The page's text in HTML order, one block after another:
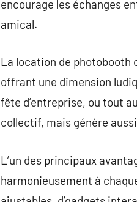
encourage les échanges
amical.
La location de photobooth
offrant une dimension
fête d’entreprise, ou tout
collectif, mais génère
L’un des principaux
harmonieusement à